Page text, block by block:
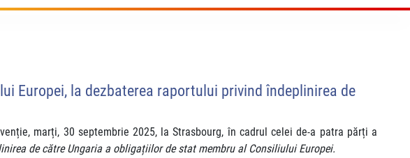
Europei, la dezbaterea raportului privind îndeplinirea de
marți, 30 septembrie 2025, la Strasbourg, în cadrul celei de-a patra părți a
de către Ungaria a obligațiilor de stat membru al Consiliului Europei.